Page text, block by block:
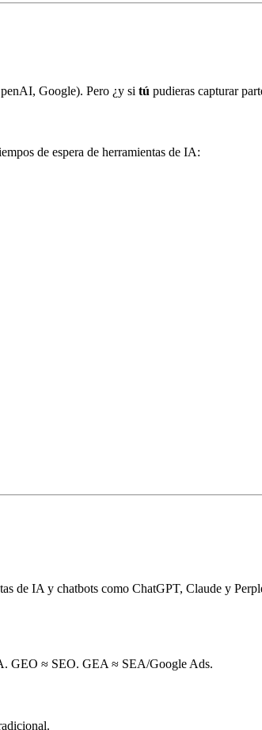
Google). Pero ¿y si tú pudieras capturar
de espera de herramientas de IA:
de IA y chatbots como ChatGPT, Claude y
GEO ≈ SEO. GEA ≈ SEA/Google Ads.